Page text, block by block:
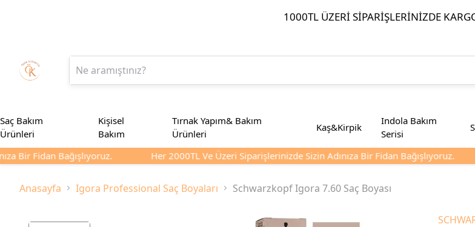
1000TL ÜZERI SIPARIŞLERINIZDE
Saç Bakım
Ürünleri
Kişisel
Bakım
Tırnak Yapım& Bakım
Ürünleri
Kaş&Kirpik
Indola Bakım
Serisi
Bir Fidan Bağışlıyoruz. Her 2000TL Ve Üzeri Siparişlerinizde Sizin Adınıza Bir Fidan Bağışlıyoruz.
Anasayfa Igora Professional Saç Boyaları Schwarzkopf Igora 7.60 Saç Boyası